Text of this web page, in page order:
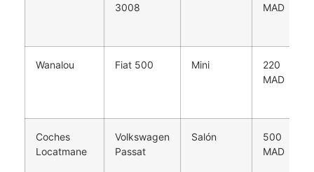
3008
MAD
Wanalou Fiat 500 Mini
220
MAD
Coches
Locatmane
Volkswagen
Passat
Salón
500
MAD